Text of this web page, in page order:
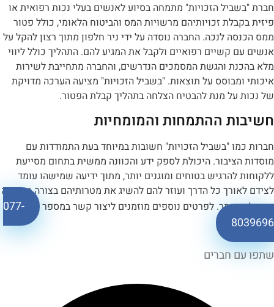
הזכויות" מתמחה בסיוע לאנשים בעלי נכות רפואית או
זכויותיהם מרשויות המס והביטוח הלאומי, כולל פטור
לנכה. החברה נוסדה על ידי ניר חלפון מתוך רצון להקל על
קשיים רפואיים ולקבל את המגיע להם. התהליך כולל ליווי
והגשת המסמכים הנדרשים, והחברה מתחייבת לשירות
על תוצאות. "בשביל הזכויות" מציעה הערכה מדויקת
על מנת להבטיח הצלחה בתהליך קבלת הפטור.
ההתמחות והמומחיות
"בשביל הזכויות" חשובות במיוחד בעת התמודדות עם
היכולת לספק ידע והכוונה ממשית בתחום מסייעת
להרגיש בטוחים ומוגנים יותר, מתוך ידיעה שמישהו עומד
כל הדרך ועוזר להם להשיג את מטרותיהם בצורה המהירה
ביותר. לפרטים נוספים מוזמנים ליצור קשר במספר
‎077-
חברים